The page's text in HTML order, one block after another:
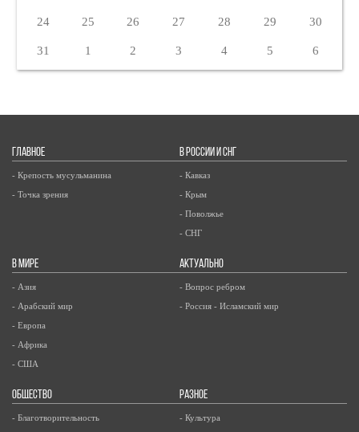
24 25 26 27 28 29 30
31 1 2 3 4 5 6
ГЛАВНОЕ
- Крепость мусульманина
- Точка зрения
В РОССИИ И СНГ
- Кавказ
- Крым
- Поволжье
- СНГ
В МИРЕ
- Азия
- Арабский мир
- Европа
- Африка
- США
АКТУАЛЬНО
- Вопрос ребром
- Россия - Исламский мир
ОБЩЕСТВО
- Благотворительность
РАЗНОЕ
- Культура